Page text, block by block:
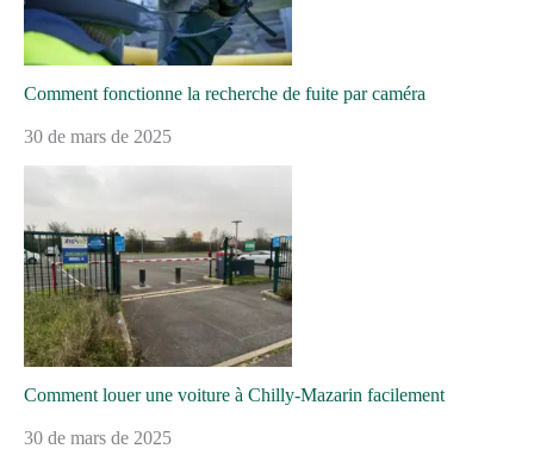
Comment fonctionne la recherche de fuite par caméra
30 de mars de 2025
Comment louer une voiture à Chilly-Mazarin facilement
30 de mars de 2025